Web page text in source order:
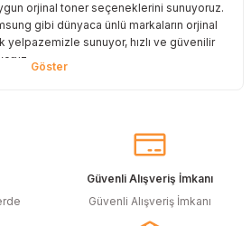
orjinal toner seçeneklerini sunuyoruz.
gibi dünyaca ünlü markaların orjinal
yelpazemizle sunuyor, hızlı ve güvenilir
toner çözümlerimize göz atmalısınız!
kalitesine en yakın performansı
Böylece, baskı kalitenizden ödün
Özellikle büyük hacimli
için muadil toner, tasarruf sağlamanın en
Güvenli Alışveriş İmkanı
Güvenli Alışveriş İmkanı